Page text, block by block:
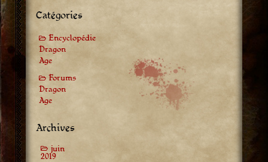
Catégories
Encyclopédie
Dragon
Age
Forums
Dragon
Age
Archives
juin
2019